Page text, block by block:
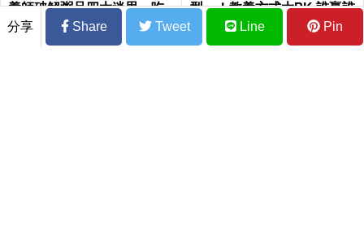
養師破解粥品四大迷思，吃
錯乾脆別吃了｜每日健康 He
型」！教養方式大PK 誰贏誰
輸？ 4大類父母養出不同性
格的孩子
分享 Share Tweet Line Pin